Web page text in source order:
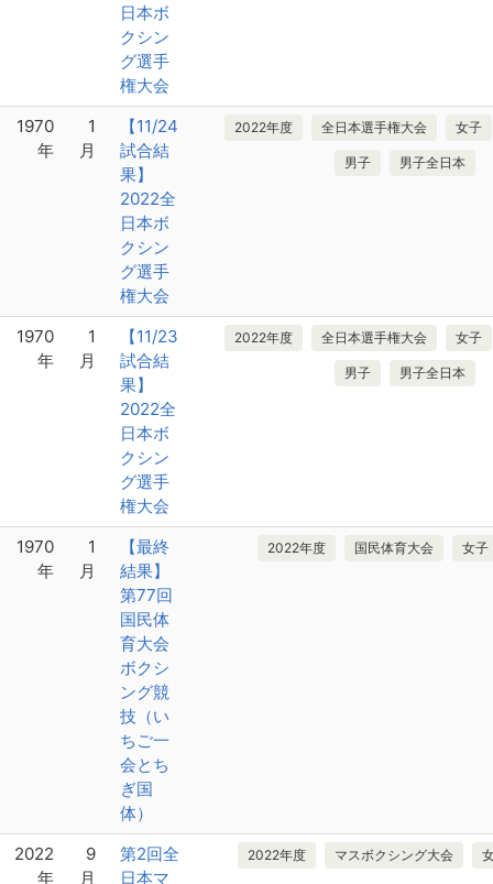
日本ボ
クシン
グ選手
権大会
1970
年
1
月
【11/24
試合結
果】
2022全
日本ボ
クシン
グ選手
権大会
2022年度 全日本選手権大会 女子
男子 男子全日本
1970
年
1
月
【11/23
試合結
果】
2022全
日本ボ
クシン
グ選手
権大会
2022年度 全日本選手権大会 女子
男子 男子全日本
1970
年
1
月
【最終
結果】
第77回
国民体
育大会
ボクシ
ング競
技（い
ちご一
会とち
ぎ国
体）
2022年度 国民体育大会 女子
2022
年
9
月
第2回全
日本マ
2022年度 マスボクシング大会